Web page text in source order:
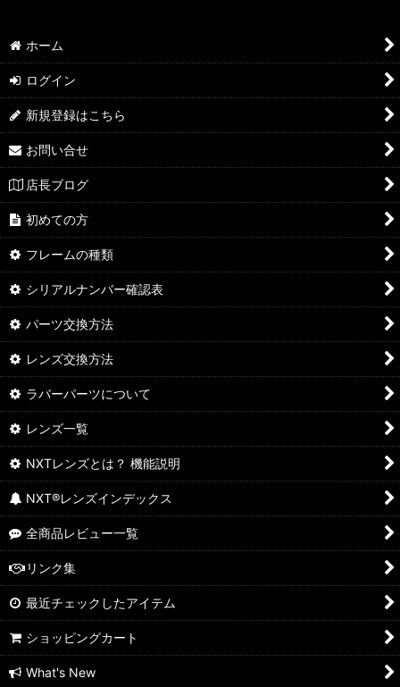
ホーム
ログイン
新規登録はこちら
お問い合せ
店長ブログ
初めての方
フレームの種類
シリアルナンバー確認表
パーツ交換方法
レンズ交換方法
ラバーパーツについて
レンズ一覧
NXTレンズとは？ 機能説明
NXT®レンズインデックス
全商品レビュー一覧
リンク集
最近チェックしたアイテム
ショッピングカート
What's New